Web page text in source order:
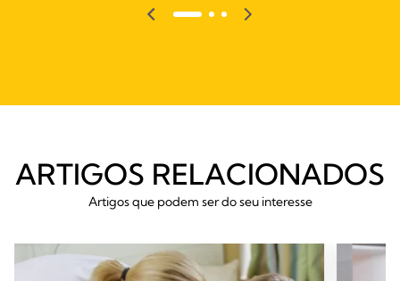
ARTIGOS RELACIONADOS
Artigos que podem ser do seu interesse